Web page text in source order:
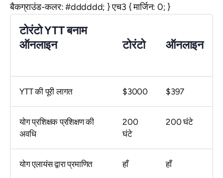
बैकग्राउंड-कलर: #dddddd; } एच3 { मार्जिन: 0; }
टोरंटो YTT बनाम
ऑनलाइन
टोरंटो ऑनलाइन
YTT की पूरी लागत $3000 $397
योग प्रशिक्षक प्रशिक्षण की
अवधि
200
घंटे
200 घंटे
योग एलायंस द्वारा प्रमाणित हाँ हाँ